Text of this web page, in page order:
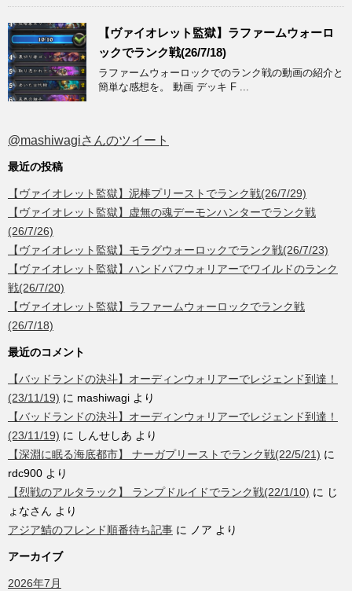
【ヴァイオレット監獄】ラファームウォーロ
ックでランク戦(26/7/18)
ラファームウォーロックでのランク戦の動画の紹介と
簡単な感想を。 動画 デッキ F ...
@mashiwagiさんのツイート
最近の投稿
【ヴァイオレット監獄】泥棒プリーストでランク戦(26/7/29)
【ヴァイオレット監獄】虚無の魂デーモンハンターでランク戦
(26/7/26)
【ヴァイオレット監獄】モラグウォーロックでランク戦(26/7/23)
【ヴァイオレット監獄】ハンドバフウォリアーでワイルドのランク
戦(26/7/20)
【ヴァイオレット監獄】ラファームウォーロックでランク戦
(26/7/18)
最近のコメント
【バッドランドの決斗】オーディンウォリアーでレジェンド到達！
(23/11/19) に mashiwagi より
【バッドランドの決斗】オーディンウォリアーでレジェンド到達！
(23/11/19) に しんせしあ より
【深淵に眠る海底都市】 ナーガプリーストでランク戦(22/5/21) に
rdc900 より
【烈戦のアルタラック】 ランプドルイドでランク戦(22/1/10) に じ
ょなさん より
アジア鯖のフレンド順番待ち記事 に ノア より
アーカイブ
2026年7月